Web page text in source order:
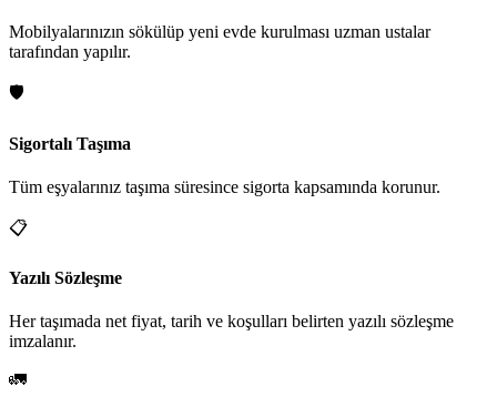
Mobilyalarınızın sökülüp yeni evde kurulması uzman ustalar
tarafından yapılır.
🛡️
Sigortalı Taşıma
Tüm eşyalarınız taşıma süresince sigorta kapsamında korunur.
📋
Yazılı Sözleşme
Her taşımada net fiyat, tarih ve koşulları belirten yazılı sözleşme
imzalanır.
🚛